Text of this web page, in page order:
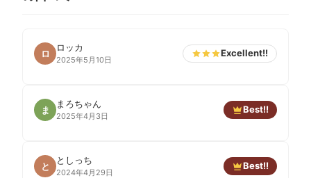
ロ
ロッカ
2025年5月10日
Excellent!!
ま
まろちゃん
2025年4月3日
Best!!
と
としっち
2024年4月29日
Best!!